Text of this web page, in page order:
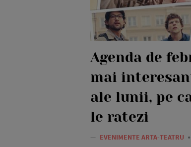
Agenda de
mai
ale lunii, pe
le ratezi
— EVENIMENTE ARTA-TEATRU